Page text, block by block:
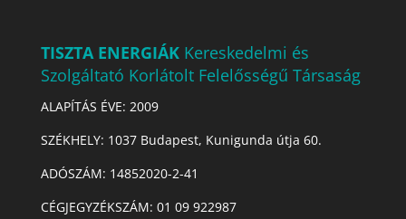
TISZTA ENERGIÁK Kereskedelmi és
Szolgáltató Korlátolt Felelősségű Társaság
ALAPÍTÁS ÉVE: 2009
SZÉKHELY: 1037 Budapest, Kunigunda útja 60.
ADÓSZÁM: 14852020-2-41
CÉGJEGYZÉKSZÁM: 01 09 922987